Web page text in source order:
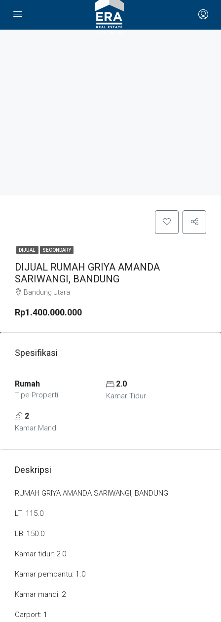
DIJUAL SECONDARY
DIJUAL RUMAH GRIYA AMANDA
SARIWANGI, BANDUNG
Bandung Utara
Rp1.400.000.000
Spesifikasi
Rumah
Tipe Properti
2.0
Kamar Tidur
2
Kamar Mandi
Deskripsi
RUMAH GRIYA AMANDA SARIWANGI, BANDUNG
LT: 115.0
LB: 150.0
Kamar tidur: 2.0
Kamar pembantu: 1.0
Kamar mandi: 2
Carport: 1